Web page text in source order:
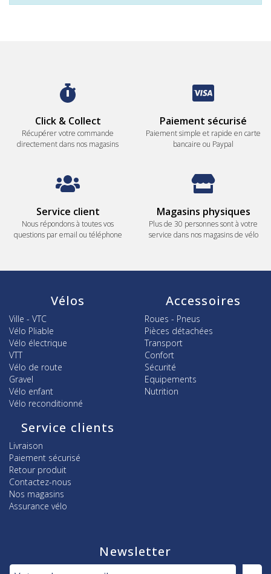
Click & Collect
Récupérer votre commande
directement dans nos magasins
Paiement sécurisé
Paiement simple et rapide en carte
bancaire ou Paypal
Service client
Nous répondons à toutes vos
questions par email ou téléphone
Magasins physiques
Plus de 30 personnes sont à votre
service dans nos magasins de vélo
Vélos
Ville - VTC
Vélo Pliable
Vélo électrique
VTT
Vélo de route
Gravel
Vélo enfant
Vélo reconditionné
Accessoires
Roues - Pneus
Pièces détachées
Transport
Confort
Sécurité
Equipements
Nutrition
Service clients
Livraison
Paiement sécurisé
Retour produit
Contactez-nous
Nos magasins
Assurance vélo
Newsletter